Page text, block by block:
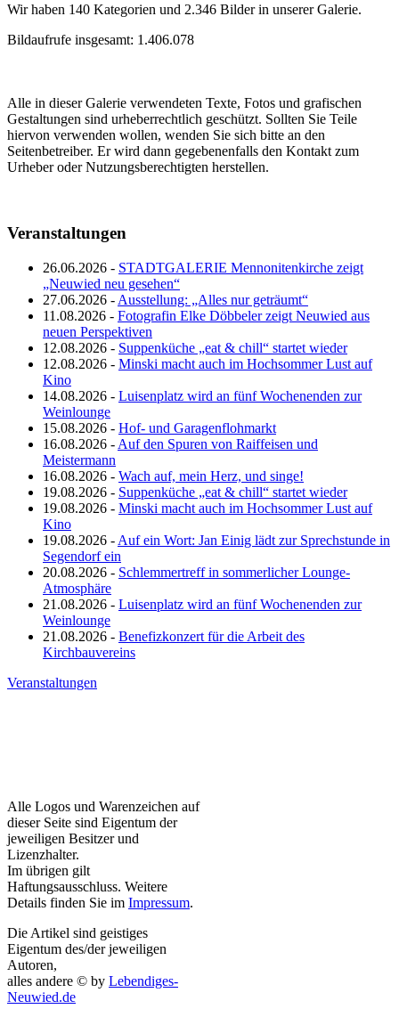
Wir haben 140 Kategorien und 2.346 Bilder in unserer Galerie.
Bildaufrufe insgesamt: 1.406.078
Alle in dieser Galerie verwendeten Texte, Fotos und grafischen
Gestaltungen sind urheberrechtlich geschützt. Sollten Sie Teile
hiervon verwenden wollen, wenden Sie sich bitte an den
Seitenbetreiber. Er wird dann gegebenenfalls den Kontakt zum
Urheber oder Nutzungsberechtigten herstellen.
Veranstaltungen
26.06.2026 - STADTGALERIE Mennonitenkirche zeigt
„Neuwied neu gesehen“
27.06.2026 - Ausstellung: „Alles nur geträumt“
11.08.2026 - Fotografin Elke Döbbeler zeigt Neuwied aus
neuen Perspektiven
12.08.2026 - Suppenküche „eat & chill“ startet wieder
12.08.2026 - Minski macht auch im Hochsommer Lust auf
Kino
14.08.2026 - Luisenplatz wird an fünf Wochenenden zur
Weinlounge
15.08.2026 - Hof- und Garagenflohmarkt
16.08.2026 - Auf den Spuren von Raiffeisen und
Meistermann
16.08.2026 - Wach auf, mein Herz, und singe!
19.08.2026 - Suppenküche „eat & chill“ startet wieder
19.08.2026 - Minski macht auch im Hochsommer Lust auf
Kino
19.08.2026 - Auf ein Wort: Jan Einig lädt zur Sprechstunde in
Segendorf ein
20.08.2026 - Schlemmertreff in sommerlicher Lounge-
Atmosphäre
21.08.2026 - Luisenplatz wird an fünf Wochenenden zur
Weinlounge
21.08.2026 - Benefizkonzert für die Arbeit des
Kirchbauvereins
Veranstaltungen
Alle Logos und Warenzeichen auf
dieser Seite sind Eigentum der
jeweiligen Besitzer und
Lizenzhalter.
Im übrigen gilt
Haftungsausschluss. Weitere
Details finden Sie im Impressum.
Die Artikel sind geistiges
Eigentum des/der jeweiligen
Autoren,
alles andere © by Lebendiges-
Neuwied.de